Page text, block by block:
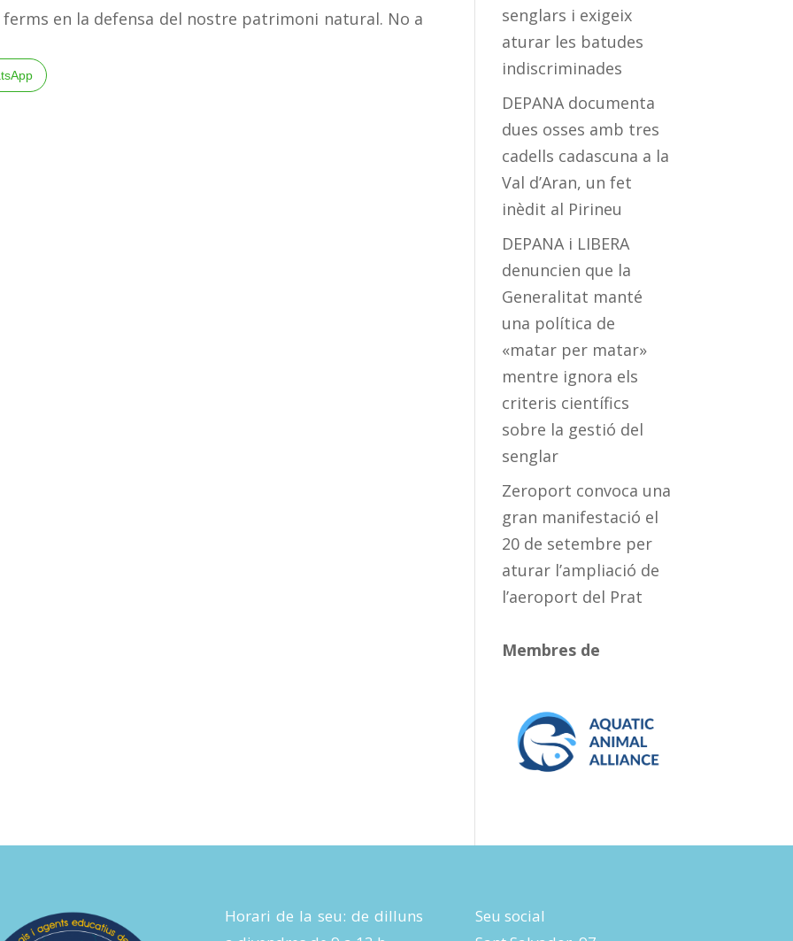
ferms en la defensa del nostre patrimoni natural. No a
senglars i exigeix
aturar les batudes
indiscriminades
DEPANA documenta
dues osses amb tres
cadells cadascuna a la
Val d’Aran, un fet
inèdit al Pirineu
DEPANA i LIBERA
denuncien que la
Generalitat manté
una política de
«matar per matar»
mentre ignora els
criteris científics
sobre la gestió del
senglar
Zeroport convoca una
gran manifestació el
20 de setembre per
aturar l’ampliació de
l’aeroport del Prat
Membres de
Horari de la seu: de dilluns
Seu social